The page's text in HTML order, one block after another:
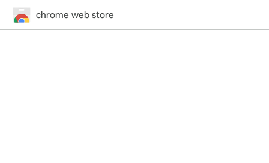
chrome web store